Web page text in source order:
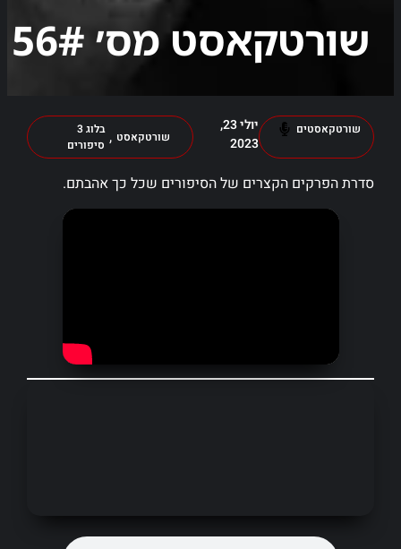
שורטקאסט מס׳ 56#
שורטקאסטים
יולי 23,
2023
בלוג 3
סיפורים , שורטקאסט
סדרת הפרקים הקצרים של הסיפורים שכל כך אהבתם.